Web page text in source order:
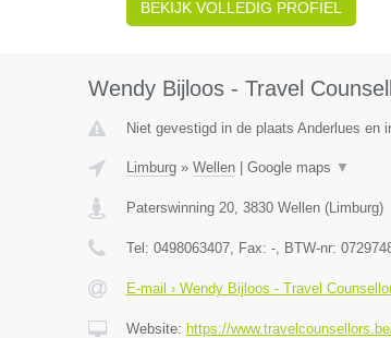
BEKIJK VOLLEDIG PROFIEL
Wendy Bijloos - Travel
Niet gevestigd in de plaats Anderlues en
Limburg» Wellen| Google maps ▼
Paterswinning 20, 3830 Wellen(Limburg)
Tel: 0498063407, Fax: -, BTW-nr:
E-mail › Wendy Bijloos - Travel
Website: https://